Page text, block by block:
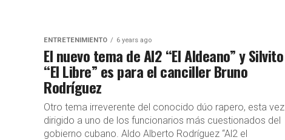
ENTRETENIMIENTO 6 years ago
El nuevo tema de Al2 “El Aldeano” y Silvito
“El Libre” es para el canciller Bruno
Rodríguez
Otro tema irreverente del conocido dúo rapero, esta vez
dirigido a uno de los funcionarios más cuestionados del
gobierno cubano. Aldo Alberto Rodríguez “Al2 el